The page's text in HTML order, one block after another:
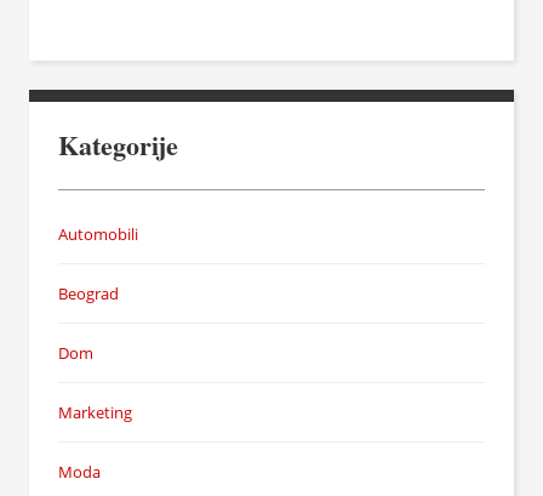
Kategorije
Automobili
Beograd
Dom
Marketing
Moda